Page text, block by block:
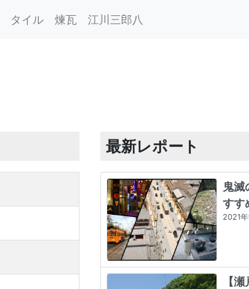
タイル 煉瓦 江川三郎八
最新レポート
鬼滅
すす
2021
【